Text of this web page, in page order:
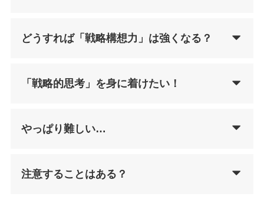
どうすれば「戦略構想力」は強くなる？
「戦略的思考」を身に着けたい！
やっぱり難しい…
注意することはある？